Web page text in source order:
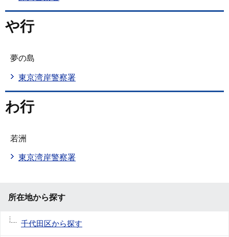
や行
夢の島
東京湾岸警察署
わ行
若洲
東京湾岸警察署
所在地から探す
千代田区から探す